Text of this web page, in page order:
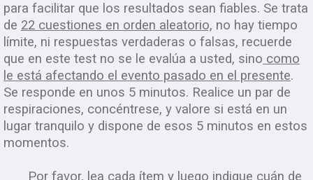
para facilitar que los resultados sean fiables. Se trata
de 22 cuestiones en orden aleatorio, no hay tiempo
límite, ni respuestas verdaderas o falsas, recuerde
que en este test no se le evalúa a usted, sino como
le está afectando el evento pasado en el presente.
Se responde en unos 5 minutos. Realice un par de
respiraciones, concéntrese, y valore si está en un
lugar tranquilo y dispone de esos 5 minutos en estos
momentos.
Por favor, lea cada ítem y luego indique cuán de